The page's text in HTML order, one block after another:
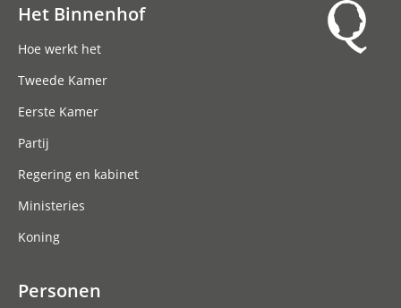
Het Binnenhof
Hoe werkt het
Tweede Kamer
Eerste Kamer
Partij
Regering en kabinet
Ministeries
Koning
Personen